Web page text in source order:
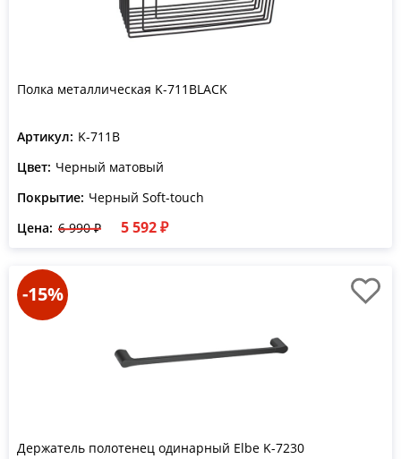
Полка металлическая K-711BLACK
Артикул: K-711B
Цвет: Черный матовый
Покрытие: Черный Soft-touch
Цена: 6 990 ₽ 5 592 ₽
-15%
Держатель полотенец одинарный Elbe K-7230